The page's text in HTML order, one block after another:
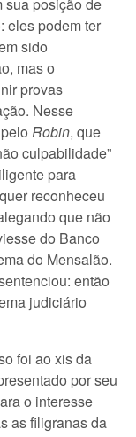
eles podem ter
sido
mas o
provas
Nesse
Robin, que
culpabilidade”
para
reconheceu
que não
do Banco
do Mensalão.
então
judiciário
foi ao xis da
por seu
o interesse
as filigranas da